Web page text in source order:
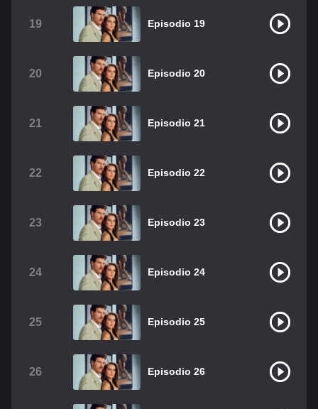
19 Episodio 19
20 Episodio 20
21 Episodio 21
22 Episodio 22
23 Episodio 23
24 Episodio 24
25 Episodio 25
26 Episodio 26